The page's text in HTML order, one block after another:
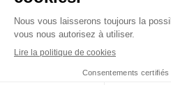
©2026 CK Group
Tous droits réservés|Mentions légales
Politique de cookies|Gestion des cookies